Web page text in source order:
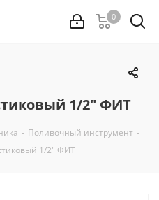
0
1/2" ФИТ
- Поливочный инструмент -
1/2" ФИТ